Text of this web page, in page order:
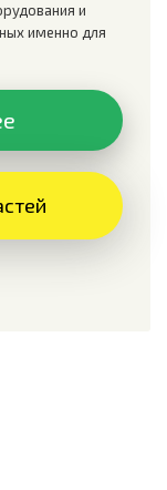
и
именно для